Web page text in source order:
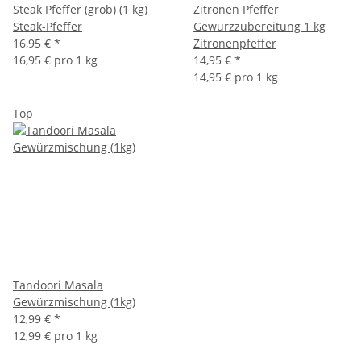
Steak Pfeffer (grob) (1 kg)
Steak-Pfeffer
16,95 € *
16,95 € pro 1 kg
Zitronen Pfeffer
Gewürzzubereitung 1 kg
Zitronenpfeffer
14,95 € *
14,95 € pro 1 kg
Top
Tandoori Masala
Gewürzmischung (1kg)
12,99 € *
12,99 € pro 1 kg